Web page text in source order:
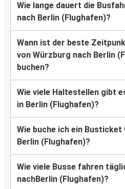
Wie lange dauert die
nach Berlin (Flughafen)?
Wann ist der beste
von Würzburg nach Berlin
buchen?
Wie viele Haltestellen gibt
in Berlin (Flughafen)?
Wie buche ich ein Busticket
Berlin (Flughafen)?
Wie viele Busse fahren
nachBerlin (Flughafen)?